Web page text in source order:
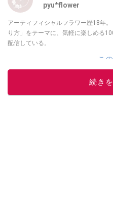
pyu*flower
アーティフィシャルフラワー歴18年
り方」をテーマに、気軽に楽しめる
配信している。
こ
続き